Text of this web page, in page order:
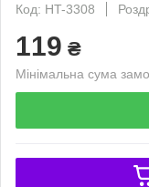
Код: HT-3308
119 ₴
Мінімальна сума